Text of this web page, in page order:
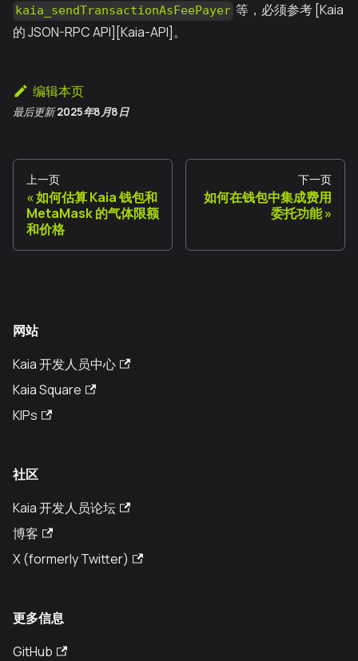
kaia_sendTransactionAsFeePayer 等，必须参考 [Kaia
的 JSON-RPC API][Kaia-API]。
编辑本页
最后更新 2025年8月8日
上一页
如何估算 Kaia 钱包和
MetaMask 的气体限额
和价格
下一页
如何在钱包中集成费用
委托功能
网站
Kaia 开发人员中心
Kaia Square
KIPs
社区
Kaia 开发人员论坛
博客
X (formerly Twitter)
更多信息
GitHub